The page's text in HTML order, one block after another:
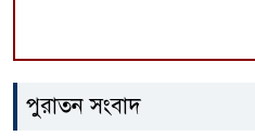
পুরাতন সংবাদ